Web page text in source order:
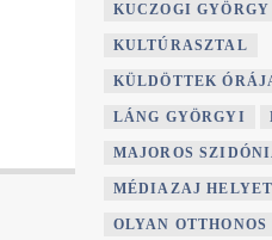
KUCZOGI GYÖRGY
KULTÚRASZTAL
KÜLDÖTTEK
LÁNG GYÖRGYI
MAJOROS
MÉDIAZAJ
OLYAN OTTHONOS